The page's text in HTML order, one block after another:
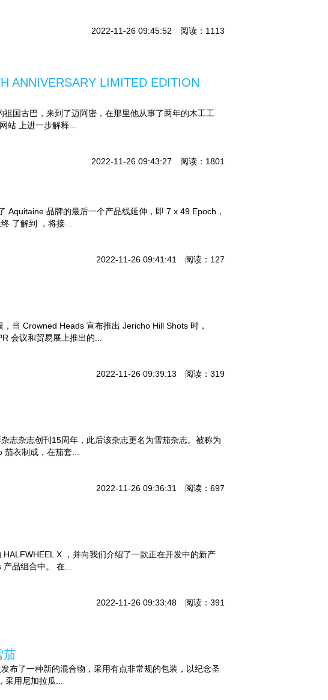
2022-11-26 09:45:52 阅读：1113
ANNIVERSARY LIMITED EDITION
国古巴，来到了迈阿密，在那里他从事了两年的木工工
站 上进一步解释...
2022-11-26 09:43:27 阅读：1801
Aquitaine 品牌的最后一个产品线延伸，即 7 x 49 Epoch，
了解到 ，将接...
2022-11-26 09:41:41 阅读：127
当 Crowned Heads 宣布推出 Jericho Hill Shots 时，
会议和贸易展上推出的...
2022-11-26 09:39:13 阅读：319
志杂志创刊15周年，此后该杂志更名为雪茄杂志。被称为
衣制成，在茄套...
2022-11-26 09:36:31 阅读：697
X ，并向我们介绍了一款正在开发中的新产
品组合中。 在...
2022-11-26 09:33:48 阅读：391
茄
布了一种新的混合物，采用有点非常规的包装，以纪念圣
用尼加拉瓜...